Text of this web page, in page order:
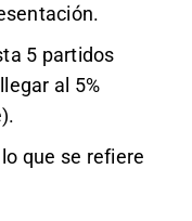
5 partidos
al 5%
que se refiere